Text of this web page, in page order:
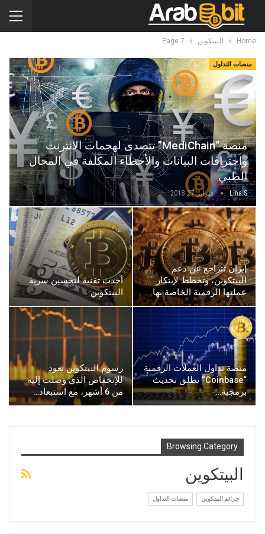
Home البيتكوين Page 7
منصات التداول
منصة “MediChain” تتصدى لهجمات الانترنت
واختراقات البيانات والأخطاء المكلفة في المجال
الطبي
Lina.s فبراير 27, 2018
إيران تتراجع عن دعم
البيتكوين، وتخطط لإبتكار
عملتها الرقمية الخاصة بها
أحدث تقنية لتحسين سرية
البيتكوين
منصة تداول العملات الرقمية
“Coinbase” تطلق تحديث
برمجية…
رسوم البيتكوين تعود
للإنخفاض الذي وصلت إليه
من 6 أشهر، مع استبعاد…
Browsing Category
البيتكوين
جرائم البيتكوين منصات التداول